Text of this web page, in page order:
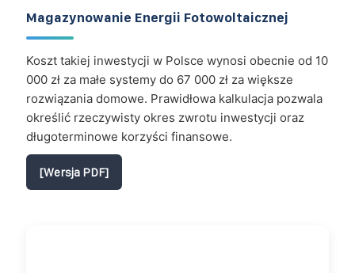
Magazynowanie Energii Fotowoltaicznej
Koszt takiej inwestycji w Polsce wynosi obecnie od 10
000 zł za małe systemy do 67 000 zł za większe
rozwiązania domowe. Prawidłowa kalkulacja pozwala
określić rzeczywisty okres zwrotu inwestycji oraz
długoterminowe korzyści finansowe.
[Wersja PDF]